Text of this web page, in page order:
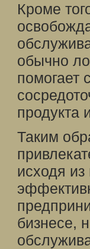
Кроме
обычно
помогает
продукта
Таким
исходя из
бизнесе,